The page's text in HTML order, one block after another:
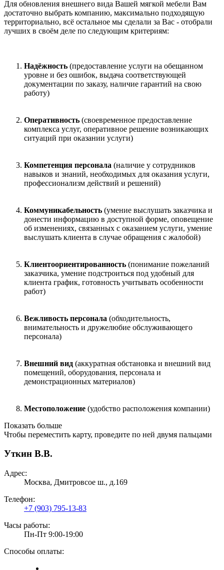
Для обновления внешнего вида Вашей мягкой мебели Вам
достаточно выбрать компанию, максимально подходящую
территориально, всё остальное мы сделали за Вас - отобрали
лучших в своём деле по следующим критериям:
Надёжность (предоставление услуги на обещанном
уровне и без ошибок, выдача соответствующей
документации по заказу, наличие гарантий на свою
работу)
Оперативность (своевременное предоставление
комплекса услуг, оперативное решение возникающих
ситуаций при оказании услуги)
Компетенция персонала (наличие у сотрудников
навыков и знаний, необходимых для оказания услуги,
профессионализм действий и решений)
Коммуникабельность (умение выслушать заказчика и
донести информацию в доступной форме, оповещение
об изменениях, связанных с оказанием услуги, умение
выслушать клиента в случае обращения с жалобой)
Клиентоориентированность (понимание пожеланий
заказчика, умение подстроиться под удобный для
клиента график, готовность учитывать особенности
работ)
Вежливость персонала (обходительность,
внимательность и дружелюбие обслуживающего
персонала)
Внешний вид (аккуратная обстановка и внешний вид
помещений, оборудования, персонала и
демонстрационных материалов)
Местоположение (удобство расположения компании)
Показать больше
Чтобы переместить карту, проведите по ней двумя пальцами
Уткин В.В.
Адрес:
Москва, Дмитровсое ш., д.169
Телефон:
+7 (903) 795-13-83
Часы работы:
Пн-Пт 9:00-19:00
Способы оплаты: